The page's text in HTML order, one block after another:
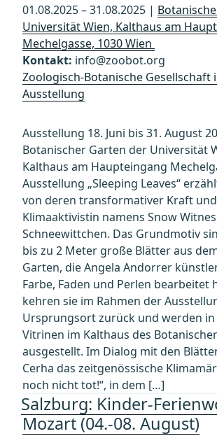
01.08.2025 – 31.08.2025 |
Universität Wien, Kalthaus am
Mechelgasse, 1030 Wien
Kontakt: info@zoobot.org
Zoologisch-Botanische Gesellschaft
Ausstellung
Ausstellung 18. Juni bis 31. August
Botanischer Garten der Universität
Kalthaus am Haupteingang
Ausstellung „Sleeping Leaves“
von deren transformativer Kraft
Klimaaktivistin namens Snow
Schneewittchen. Das Grundmotiv
bis zu 2 Meter große Blätter aus
Garten, die Angela Andorrer
Farbe, Faden und Perlen bearbeitet
kehren sie im Rahmen der
Ursprungsort zurück und werden in
Vitrinen im Kalthaus des
ausgestellt. Im Dialog mit den
Cerha das zeitgenössische
noch nicht tot!“, in dem […]
Salzburg: Kinder-
Mozart (04.-08. August)